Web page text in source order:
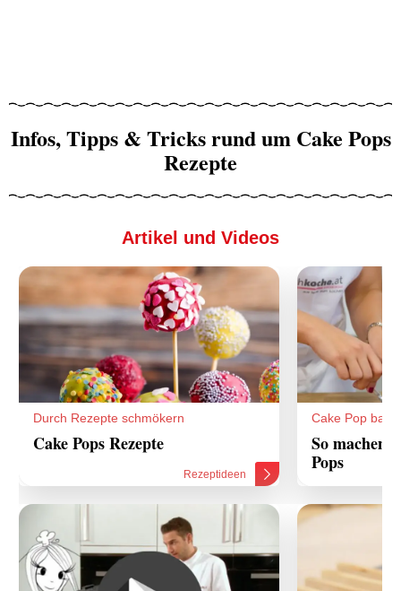
Infos, Tipps & Tricks rund um Cake Pops
Rezepte
Artikel und Videos
Durch Rezepte schmökern
Cake Pops Rezepte
Rezeptideen
Cake Pop
So machen
Pops